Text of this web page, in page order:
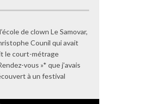
de clown Le Samovar,
Counil qui avait
le court-métrage
vous »* que j’avais
à un festival